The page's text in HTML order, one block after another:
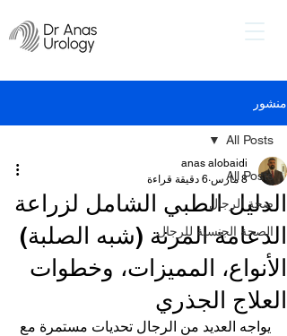
منشور
All Posts
صحة الرجال
الصحة الجنسية للرجال
All Posts
الدليل الطبي الشامل لزراعة
الدعامة المرنة (شبه الصلبة)
الأنواع، المميزات، وخطوات
العلاج الجذري
anas alobaidi
8 مارس
6 دقيقة قراءة
يواجه العديد من الرجال تحديات مستمرة مع